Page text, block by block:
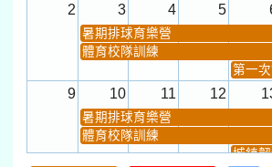
2 3 4 5
暑期排球育樂營
體育校隊訓練
第一
9 10 11 12
暑期排球育樂營
體育校隊訓練
城鎮